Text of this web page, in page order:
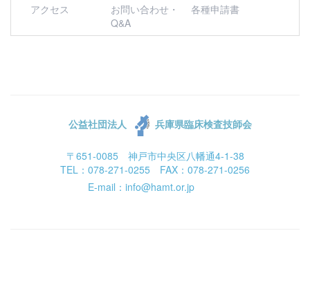
アクセス
お問い合わせ・
Q&A
各種申請書
公益社団法人 兵庫県臨床検査技師会
〒651-0085 神戸市中央区八幡通4-1-38
TEL：078-271-0255 FAX：078-271-0256
E-mail：info@hamt.or.jp